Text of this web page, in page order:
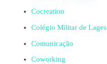
Cocreation
Colégio Militar de Lages
Comunicação
Coworking